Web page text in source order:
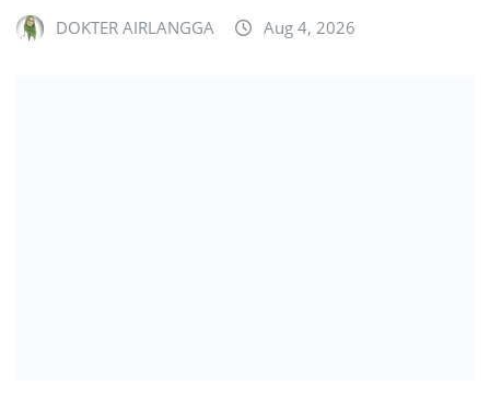
DOKTER AIRLANGGA Aug 4, 2026